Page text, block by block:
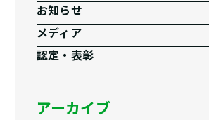
お知らせ
メディア
認定・表彰
アーカイブ